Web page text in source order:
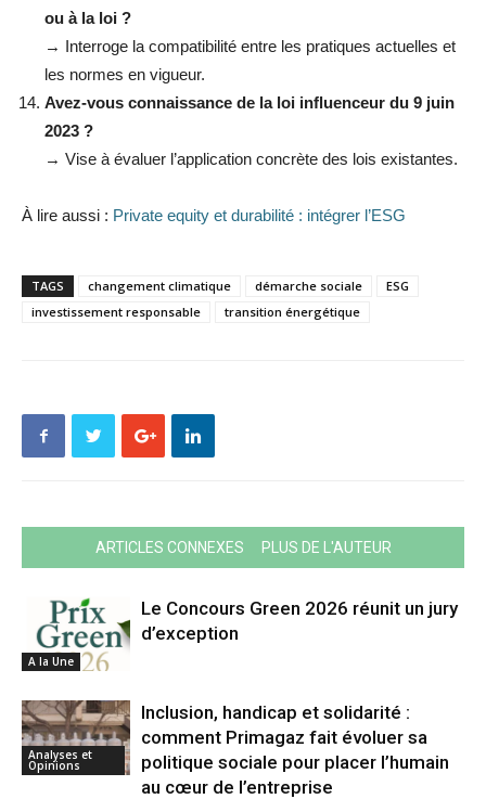
ou à la loi ?
→ Interroge la compatibilité entre les pratiques actuelles et
les normes en vigueur.
Avez-vous connaissance de la loi influenceur du 9 juin
2023 ?
→ Vise à évaluer l’application concrète des lois existantes.
À lire aussi : Private equity et durabilité : intégrer l’ESG
TAGS changement climatique démarche sociale
ESG
investissement responsable
transition énergétique
ARTICLES CONNEXES PLUS DE L'AUTEUR
A la Une
Le Concours Green 2026 réunit un jury
d’exception
Analyses et
Opinions
Inclusion, handicap et solidarité :
comment Primagaz fait évoluer sa
politique sociale pour placer l’humain
au cœur de l’entreprise